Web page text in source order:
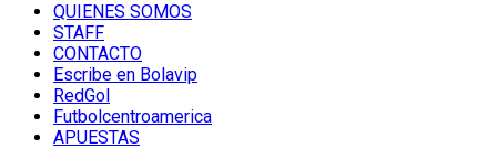
QUIENES SOMOS
STAFF
CONTACTO
Escribe en Bolavip
RedGol
Futbolcentroamerica
APUESTAS